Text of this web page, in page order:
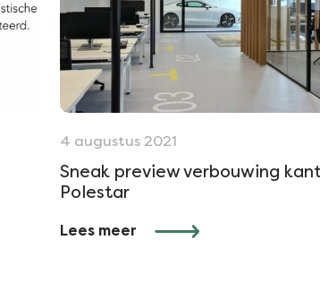
4 augustus 2021
Sneak preview verbouwing
Polestar
Lees meer